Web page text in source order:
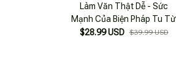
Làm Văn Thật Dễ - Sức
Mạnh Của Biện Pháp Tu Từ
$28.99 USD $39.99 USD